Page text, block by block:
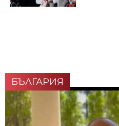
БЪЛГАРИЯ